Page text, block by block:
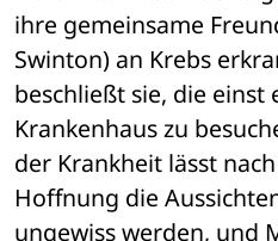
ihre gemeinsame
Swinton) an Krebs
beschließt sie, die einst
Krankenhaus zu
der Krankheit lässt
Hoffnung die
ungewiss werden, und